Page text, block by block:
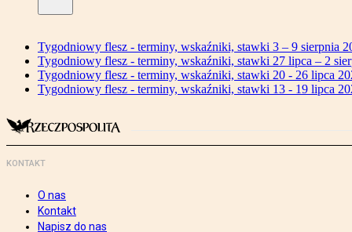
Tygodniowy flesz - terminy, wskaźniki, stawki 3 – 9 sierpnia
Tygodniowy flesz - terminy, wskaźniki, stawki 27 lipca – 2
Tygodniowy flesz - terminy, wskaźniki, stawki 20 - 26 lipca
Tygodniowy flesz - terminy, wskaźniki, stawki 13 - 19 lipca
KONTAKT
O nas
Kontakt
Napisz do nas